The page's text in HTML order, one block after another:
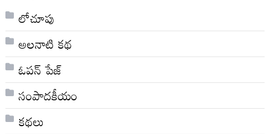
లోచూపు
అల‌నాటి క‌థ‌
ఓపన్ పేజ్
సంపాదకీయం
కథలు